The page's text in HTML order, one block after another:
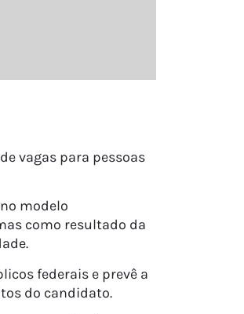
vagas para pessoas
modelo
como resultado da
federais e prevê a
do candidato.